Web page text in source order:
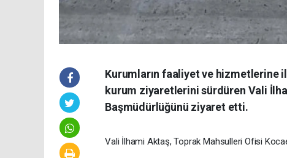
Kurumların faaliyet ve hizmetlerine
kurum ziyaretlerini sürdüren Vali
Başmüdürlüğünü ziyaret etti.
Vali İlhami Aktaş, Toprak Mahsulleri Ofisi